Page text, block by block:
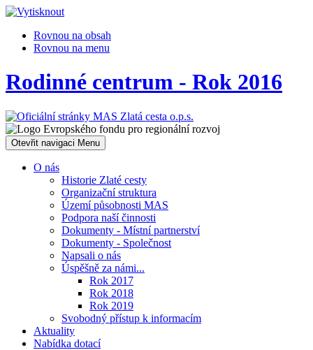
Rovnou na obsah
Rovnou na menu
Rodinné centrum - Rok 2016
Otevřit navigaci Menu
O nás
Historie Zlaté cesty
Organizační struktura
Území působnosti MAS
Podpora naší činnosti
Dokumenty - Místní partnerství
Dokumenty - Společnost
Napsali o nás
Úspěšně za námi...
Rok 2017
Rok 2018
Rok 2019
Svobodný přístup k informacím
Aktuality
Nabídka dotací